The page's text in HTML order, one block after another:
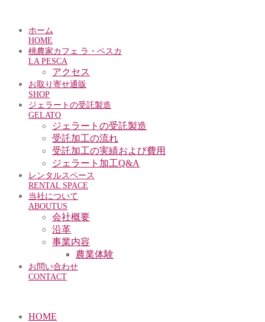
ホーム
HOME
桃農家カフェ ラ・ペスカ
LA PESCA
アクセス
お取り寄せ通販
SHOP
ジェラートの受託製造
GELATO
ジェラートの受託製造
受託加工の流れ
受託加工の実績および費用
ジェラート加工Q&A
レンタルスペース
RENTAL SPACE
当社について
ABOUTUS
会社概要
沿革
事業内容
農業体験
お問い合わせ
CONTACT
HOME